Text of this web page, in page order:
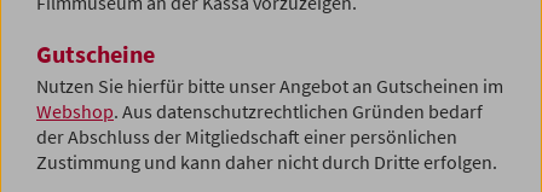
Gutscheine
Nutzen Sie hierfür bitte unser Angebot an Gutscheinen im
Webshop. Aus datenschutzrechtlichen Gründen bedarf
der Abschluss der Mitgliedschaft einer persönlichen
Zustimmung und kann daher nicht durch Dritte erfolgen.